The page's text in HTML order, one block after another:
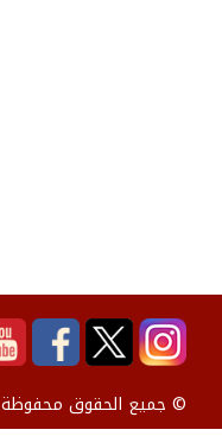
© جميع الحقوق محفوظة